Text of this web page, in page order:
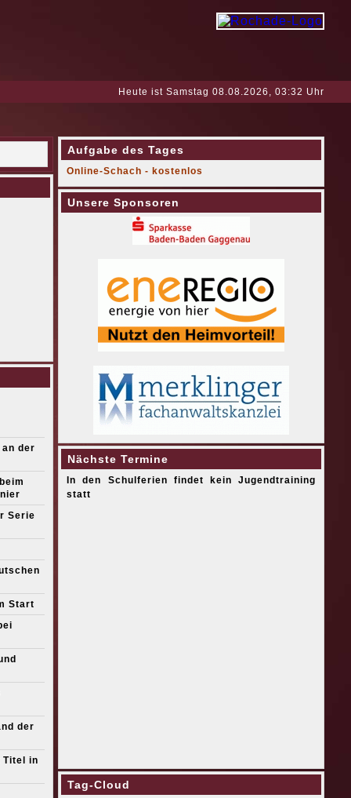
Heute ist Samstag 08.08.2026, 03:32 Uhr
an der
Serie
Start
der
Titel in
Aufgabe des Tages
Online-Schach - kostenlos
Unsere Sponsoren
Nächste Termine
In den Schulferien findet kein Jugendtraining
statt
Tag-Cloud